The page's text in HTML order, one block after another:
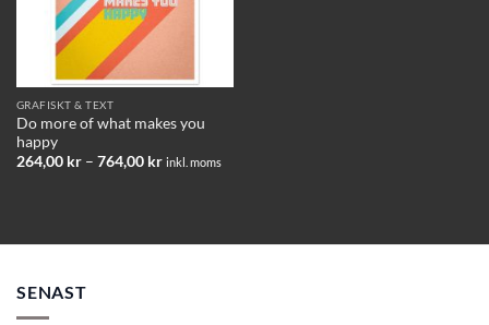
GRAFISKT & TEXT
Do more of what makes you
happy
264,00 kr – 764,00 krPrisintervall:
inkl. moms
SENAST